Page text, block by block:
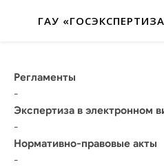
ГАУ
Регламенты
-
Экспертиза в электронном
-
Нормативно-правовые акты
-